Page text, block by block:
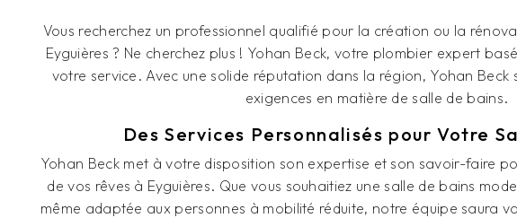
Vous recherchez un professionnel qualifié pour la création ou la
Eyguières ? Ne cherchez plus ! Yohan Beck, votre plombier expert
votre service. Avec une solide réputation dans la région, Yohan
exigences en matière de salle de bains.
Des Services Personnalisés pour Votre
Yohan Beck met à votre disposition son expertise et son savoir-faire
de vos rêves à Eyguières. Que vous souhaitiez une salle de bains
même adaptée aux personnes à mobilité réduite, notre équipe saura